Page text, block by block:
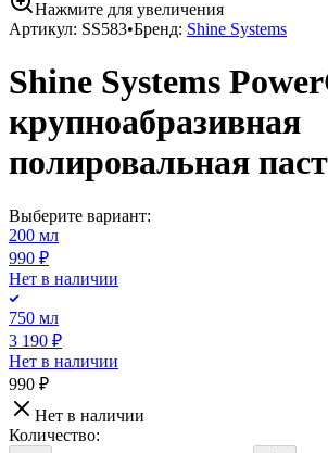
Нажмите для увеличения
Артикул: SS583•Бренд: Shine Systems
Shine Systems
крупноабразивная
полировальная
Выберите вариант:
200 мл
990 ₽
Нет в наличии
750 мл
3 190 ₽
Нет в наличии
990 ₽
Нет в наличии
Количество: